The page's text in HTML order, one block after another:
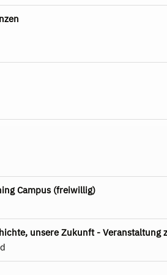
Campus (freiwillig)
unsere Zukunft - Veranstaltung